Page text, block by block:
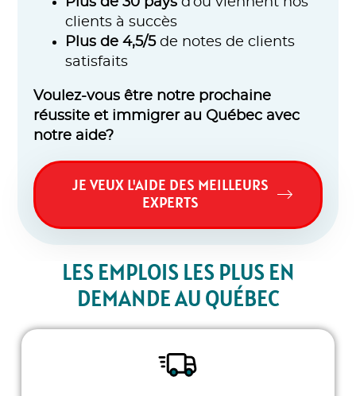
clients à succès
Plus de 4,5/5de notes de clients
satisfaits
Voulez-vous être notre prochaine
réussite et immigrer au Québec avec
notre aide?
JE VEUX L'AIDE DES MEILLEURS
EXPERTS
LES EMPLOIS LES PLUS EN
DEMANDE AU QUÉBEC